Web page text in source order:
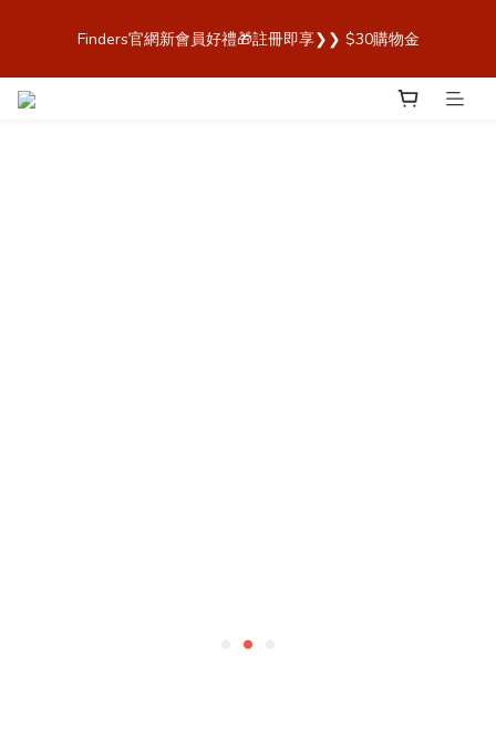
商城，購買最安心！】
Finders官網新會員好禮🎁註冊即享❯❯ $30購物金
歡迎來到 Finders🎉【Blender Bottle x Owala 台灣官方代理直營